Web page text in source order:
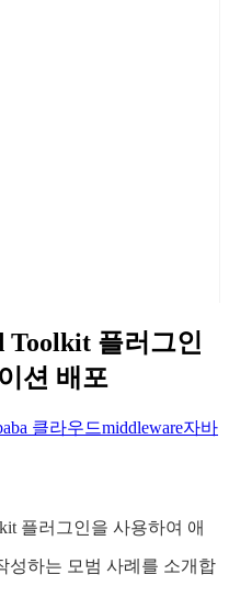
Toolkit 플러그인
션 배포
클라우드middleware자바
플러그인을 사용하여 애
성하는 모범 사례를 소개합